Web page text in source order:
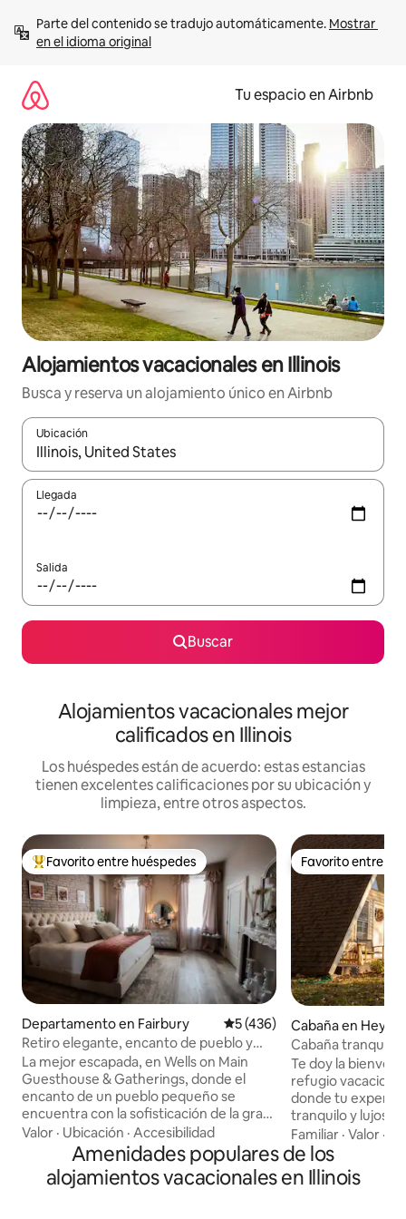
contenido
Parte del contenido se tradujo automáticamente. Mostrar
en el idioma original
Tu espacio en Airbnb
Alojamientos vacacionales en Illinois
Busca y reserva un alojamiento único en Airbnb
Ubicación
Cuando los resultados estén disponibles, podrás navegar
Llegada
Salida
Buscar
Alojamientos vacacionales mejor
calificados en Illinois
Los huéspedes están de acuerdo: estas estancias
tienen excelentes calificaciones por su ubicación y
limpieza, entre otros aspectos.
De los mejores en Favorito entre huéspedes
Favorito entre huéspedes
Departamento en Fairbury Calificación promedio: 5 de
5 (436)
Retiro elegante, encanto de pueblo y
sofisticación urbana
La mejor escapada, en Wells on Main
Guesthouse & Gatherings, donde el
encanto de un pueblo pequeño se
encuentra con la sofisticación de la gran
ciudad. Ya sea una escapada romántica,
fin de semana de chicas o simplemente
tiempo para recargar las pilas, nuestro
elegante retiro te tiene cubierto. Las
Valor · Ubicación · Accesibilidad
Favorito entre
Favorito entre
Cabaña en
Cabaña tranquila
fogata y juegos
Te doy la
refugio vacacional
donde tu
tranquilo y lujoso
encuentra en 8
bosque, a solo 10
Bloomington, IL.
las estrellas,
Familiar ·Valor ·
Amenidades populares de los
alojamientos vacacionales en Illinois